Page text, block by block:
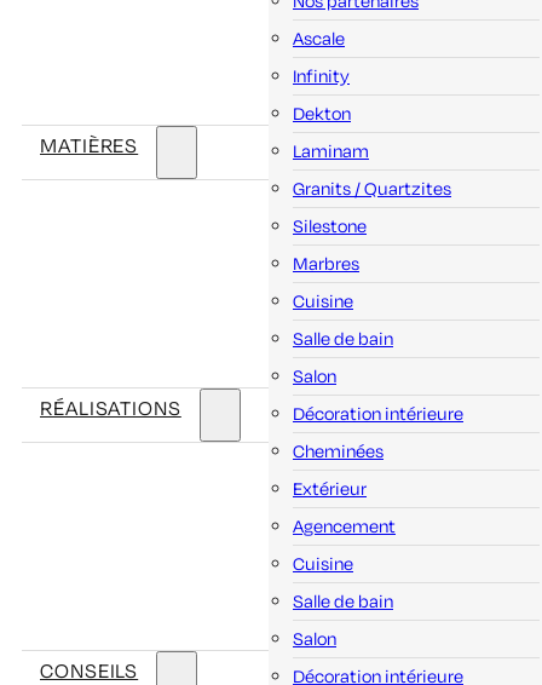
MATIÈRES
Ascale
Infinity
Dekton
Laminam
Granits / Quartzites
Silestone
Marbres
RÉALISATIONS
Cuisine
Salle de bain
Salon
Décoration intérieure
Cheminées
Extérieur
Agencement
CONSEILS
Cuisine
Salle de bain
Salon
Décoration intérieure